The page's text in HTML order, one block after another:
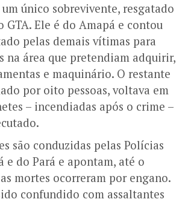
único sobrevivente, resgatado
GTA. Ele é do Amapá e contou
pelas demais vítimas para
na área que pretendiam adquirir,
e maquinário. O restante
por oito pessoas, voltava em
– incendiadas após o crime –
são conduzidas pelas Polícias
e do Pará e apontam, até o
mortes ocorreram por engano.
confundido com assaltantes